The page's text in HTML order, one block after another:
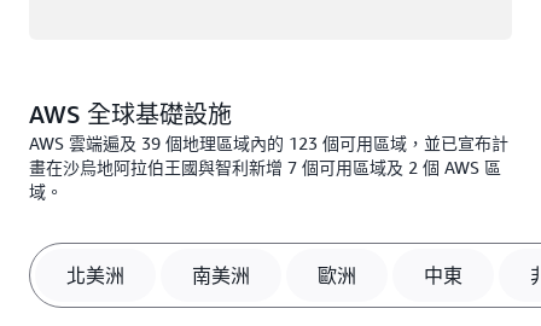
AWS 全球基礎設施
AWS 雲端遍及 39 個地理區域內的 123 個可用區域，並已宣布計
畫在沙烏地阿拉伯王國與智利新增 7 個可用區域及 2 個 AWS 區
域。
北美洲 南美洲 歐洲 中東